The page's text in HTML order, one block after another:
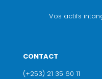
Vos actifs
CONTACT
(+253) 21 35 60 11